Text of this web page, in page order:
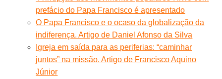
prefácio do Papa Francisco é apresentado
O Papa Francisco e o ocaso da globalização da
indiferença. Artigo de Daniel Afonso da Silva
Igreja em saída para as periferias: “caminhar
juntos” na missão. Artigo de Francisco Aquino
Júnior